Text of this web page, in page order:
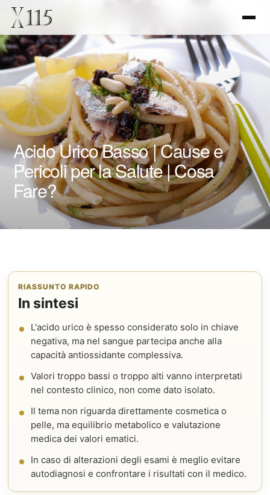
Acido Urico Basso | Cause e
Pericoli per la Salute | Cosa
Fare?
RIASSUNTO RAPIDO
In sintesi
L'acido urico è spesso considerato solo in chiave
negativa, ma nel sangue partecipa anche alla
capacità antiossidante complessiva.
Valori troppo bassi o troppo alti vanno interpretati
nel contesto clinico, non come dato isolato.
Il tema non riguarda direttamente cosmetica o
pelle, ma equilibrio metabolico e valutazione
medica dei valori ematici.
In caso di alterazioni degli esami è meglio evitare
autodiagnosi e confrontare i risultati con il medico.